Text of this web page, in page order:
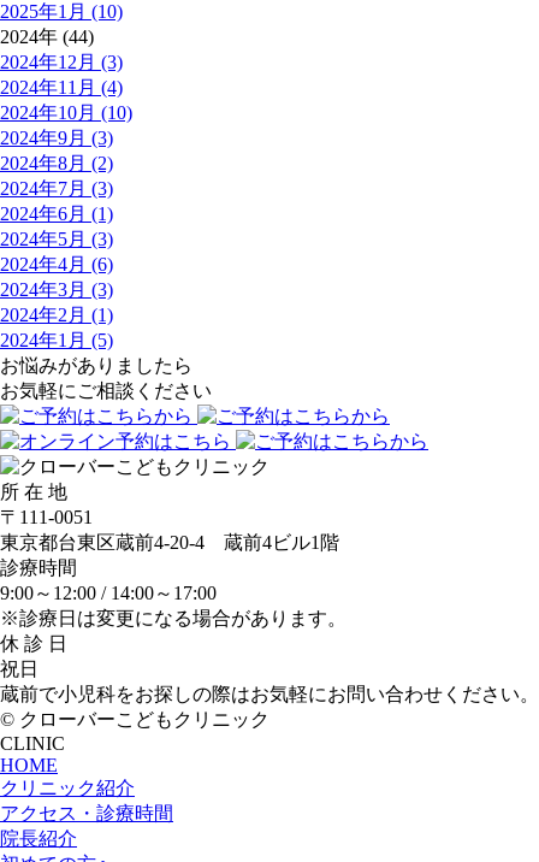
2025年1月 (10)
2024年 (44)
2024年12月 (3)
2024年11月 (4)
2024年10月 (10)
2024年9月 (3)
2024年8月 (2)
2024年7月 (3)
2024年6月 (1)
2024年5月 (3)
2024年4月 (6)
2024年3月 (3)
2024年2月 (1)
2024年1月 (5)
お悩みがありましたら
お気軽にご相談ください
所 在 地
〒111-0051
東京都台東区蔵前4-20-4 蔵前4ビル1階
診療時間
9:00～12:00 / 14:00～17:00
※診療日は変更になる場合があります。
休 診 日
祝日
蔵前で小児科をお探しの際はお気軽にお問い合わせください。
© クローバーこどもクリニック
CLINIC
HOME
クリニック紹介
アクセス・診療時間
院長紹介